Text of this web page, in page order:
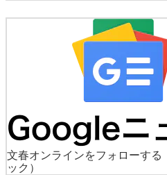
文春オンラインをフォローする
ック）